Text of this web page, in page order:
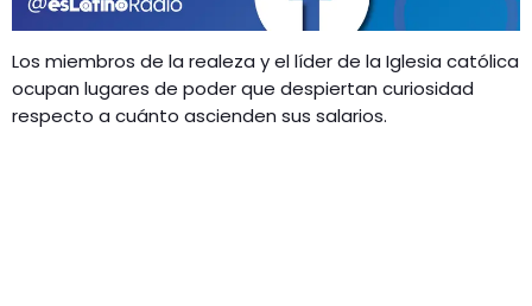
Los miembros de la realeza y el líder de la Iglesia católica
ocupan lugares de poder que despiertan curiosidad
respecto a cuánto ascienden sus salarios.